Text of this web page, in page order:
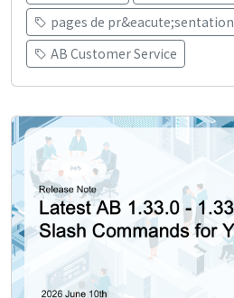
pages de pr&eacute;sentation
AB Customer Service